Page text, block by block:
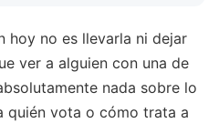
hoy no es llevarla ni dejar
ver a alguien con una de
nada sobre lo
quién vota o cómo trata a